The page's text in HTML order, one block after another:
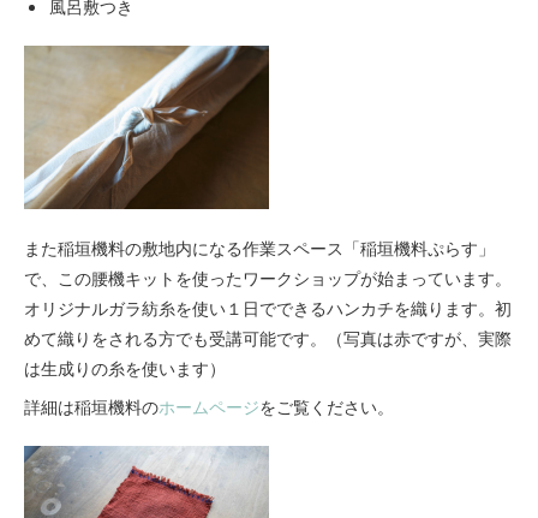
風呂敷つき
また稲垣機料の敷地内になる作業スペース「稲垣機料ぷらす」
で、この腰機キットを使ったワークショップが始まっています。
オリジナルガラ紡糸を使い１日でできるハンカチを織ります。初
めて織りをされる方でも受講可能です。（写真は赤ですが、実際
は生成りの糸を使います）
詳細は稲垣機料のホームページをご覧ください。